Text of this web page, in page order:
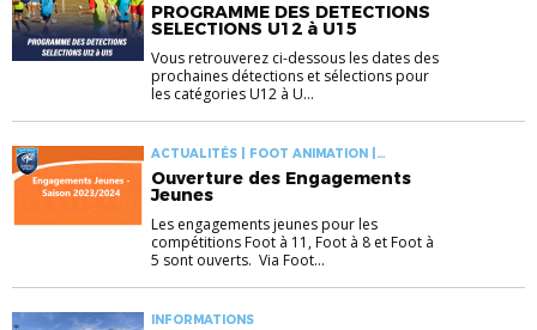
PROGRAMME DES DETECTIONS
SELECTIONS U12 à U15
Vous retrouverez ci-dessous les dates des
prochaines détections et sélections pour
les catégories U12 à U...
ACTUALITÉS | FOOT ANIMATION |
INFORMATIONS
Ouverture des Engagements
Jeunes
Les engagements jeunes pour les
compétitions Foot à 11, Foot à 8 et Foot à
5 sont ouverts. Via Foot...
INFORMATIONS